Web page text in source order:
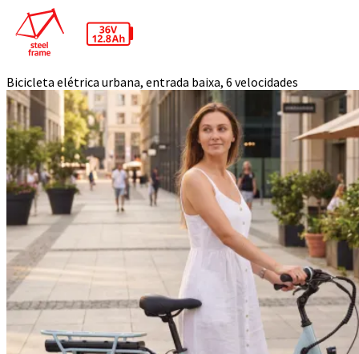
Bicicleta elétrica urbana, entrada baixa, 6 velocidades